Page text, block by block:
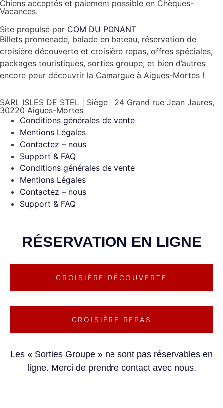
Billets promenade, balade en bateau, réservation de
croisière découverte et croisière repas, offres spéciales,
packages touristiques, sorties groupe, et bien d’autres
encore pour découvrir la Camargue à Aigues-Mortes !
SARL ISLES DE STEL | Siège : 24 Grand rue Jean Jaures,
30220 Aigues-Mortes
Chiens acceptés et paiement possible en Chèques-
Vacances.
Site propulsé par COM DU PONANT
Conditions générales de vente
Mentions Légales
Contactez – nous
Support & FAQ
Conditions générales de vente
Mentions Légales
Contactez – nous
Support & FAQ
RÉSERVATION EN LIGNE
CROISIÈRE DÉCOUVERTE
CROISIÈRE REPAS
Les « Sorties Groupe » ne sont pas réservables en
ligne. Merci de prendre contact avec nous.